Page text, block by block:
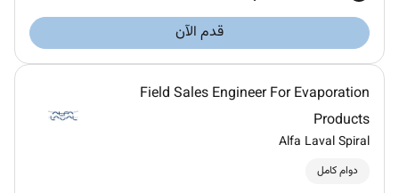
قدم الآن
Field Sales Engineer For Evaporation
Products
Alfa Laval Spiral
دوام كامل